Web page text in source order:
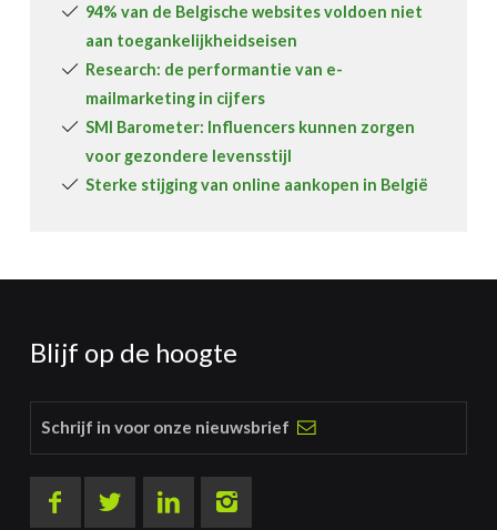
94% van de Belgische websites voldoen niet
aan toegankelijkheidseisen
Research: de performantie van e-
mailmarketing in cijfers
SMI Barometer: Influencers kunnen zorgen
voor gezondere levensstijl
Sterke stijging van online aankopen in België
Blijf op de hoogte
Schrijf in voor onze nieuwsbrief